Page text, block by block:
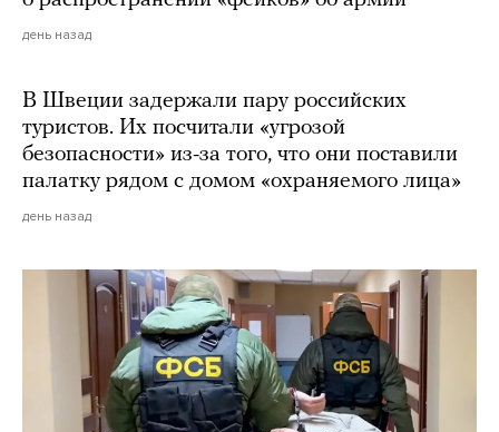
день назад
В Швеции задержали пару российских
туристов. Их посчитали «угрозой
безопасности» из-за того, что они поставили
палатку рядом с домом «охраняемого лица»
день назад